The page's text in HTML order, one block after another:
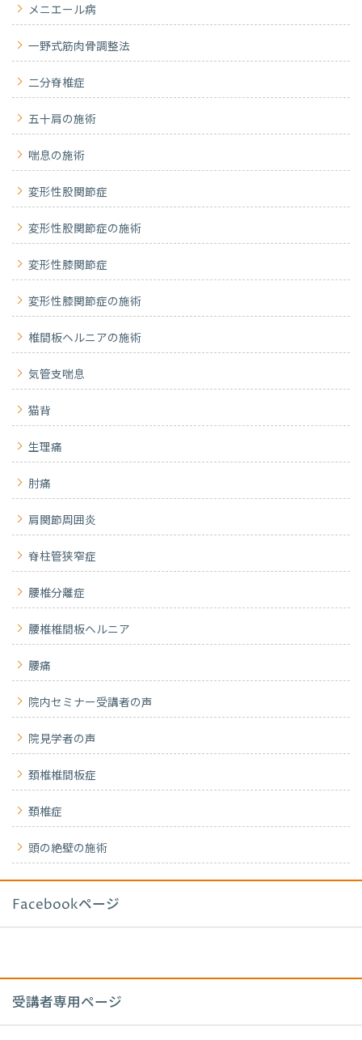
メニエール病
一野式筋肉骨調整法
二分脊椎症
五十肩の施術
喘息の施術
変形性股関節症
変形性股関節症の施術
変形性膝関節症
変形性膝関節症の施術
椎間板ヘルニアの施術
気管支喘息
猫背
生理痛
肘痛
肩関節周囲炎
脊柱管狭窄症
腰椎分離症
腰椎椎間板ヘルニア
腰痛
院内セミナー受講者の声
院見学者の声
頚椎椎間板症
頚椎症
頭の絶壁の施術
Facebookページ
受講者専用ページ